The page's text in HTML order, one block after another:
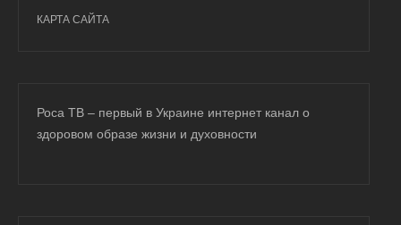
КАРТА САЙТА
Роса ТВ – первый в Украине интернет канал о
здоровом образе жизни и духовности